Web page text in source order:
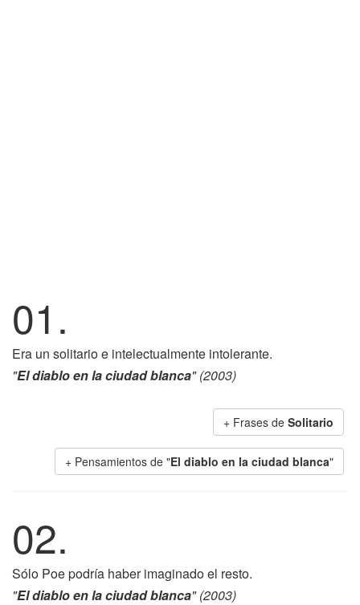
01.
Era un solitario e intelectualmente intolerante.
"El diablo en la ciudad blanca" (2003)
+ Frases de Solitario
+ Pensamientos de "El diablo en la ciudad blanca"
02.
Sólo Poe podría haber imaginado el resto.
"El diablo en la ciudad blanca" (2003)